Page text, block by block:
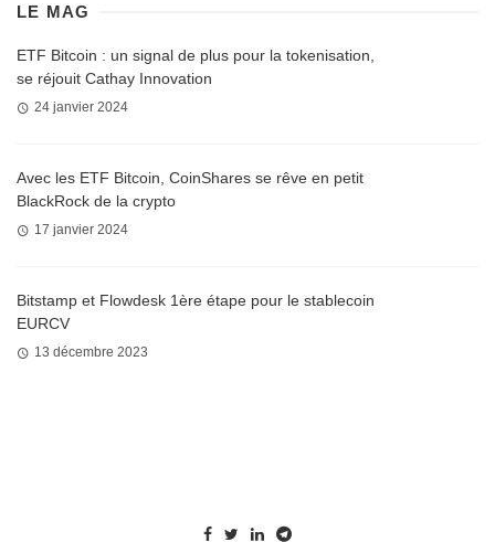
LE MAG
ETF Bitcoin : un signal de plus pour la tokenisation,
se réjouit Cathay Innovation
24 janvier 2024
Avec les ETF Bitcoin, CoinShares se rêve en petit
BlackRock de la crypto
17 janvier 2024
Bitstamp et Flowdesk 1ère étape pour le stablecoin
EURCV
13 décembre 2023